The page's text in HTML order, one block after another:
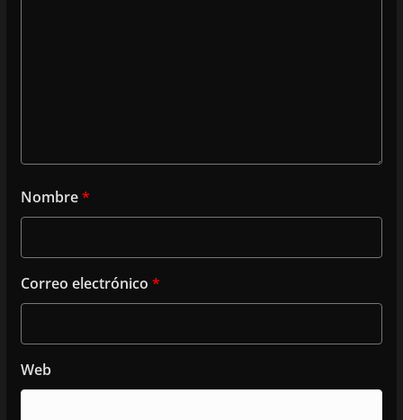
Nombre*
Correo electrónico *
Web